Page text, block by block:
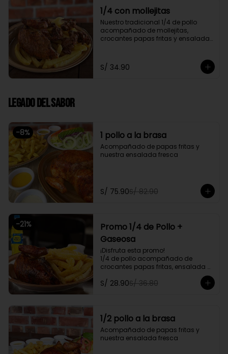
1/4 con mollejitas
Nuestro tradicional 1/4 de pollo
acompañado de mollejitas,
crocantes papas fritas y ensalada
S/ 34.90
Legado del Sabor
-8% 1 pollo a la brasa
Acompañado de papas fritas y
nuestra ensalada fresca
S/ 75.90S/ 82.90
-21%
Promo 1/4 de Pollo +
Gaseosa
¡Disfruta esta promo!
1/4 de pollo acompañado de
crocantes papas fritas, ensalada
personal y gratis una gaseosa de
500ml.
S/ 28.90S/ 36.80
1/2 pollo a la brasa
Acompañado de papas fritas y
nuestra ensalada fresca